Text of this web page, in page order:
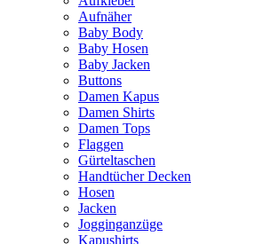
Aufnäher
Baby Body
Baby Hosen
Baby Jacken
Buttons
Damen Kapus
Damen Shirts
Damen Tops
Flaggen
Gürteltaschen
Handtücher Decken
Hosen
Jacken
Jogginganzüge
Kapushirts